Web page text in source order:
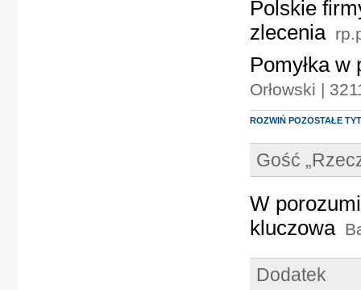
Polskie
zlecenia
Pomyłka
Orłowski |
ROZWIŃ POZOSTAŁE
Gość
W
kluczowa
Dodatek